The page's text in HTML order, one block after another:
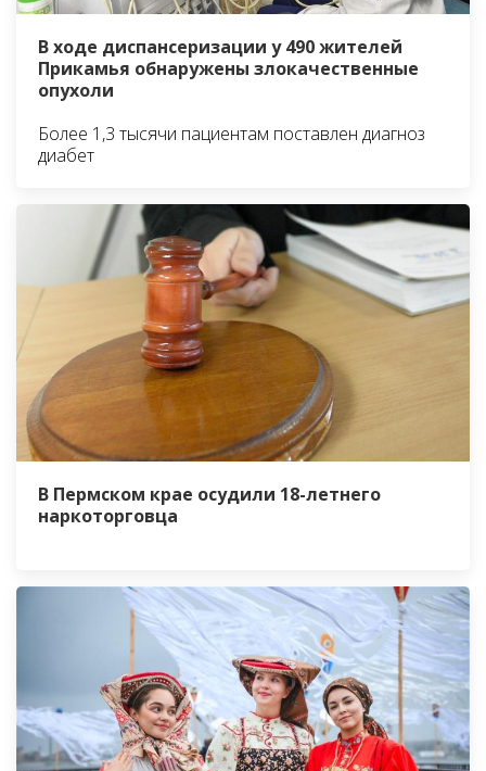
В ходе диспансеризации у 490 жителей
Прикамья обнаружены злокачественные
опухоли
Более 1,3 тысячи пациентам поставлен диагноз
диабет
В Пермском крае осудили 18-летнего
наркоторговца